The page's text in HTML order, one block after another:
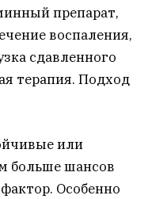
препарат,
воспаления,
сдавленного
терапия. Подход
или
больше шансов
Особенно